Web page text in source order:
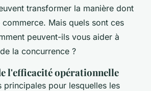
transformer la manière dont
Mais quels sont ces
peuvent-ils vous aider à
la concurrence ?
l'efficacité opérationnelle
principales pour lesquelles les